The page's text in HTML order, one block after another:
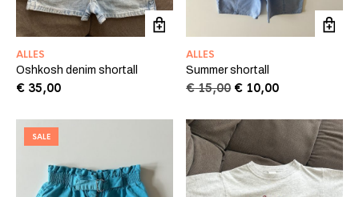
ALLES
Oshkosh denim shortall
€ 35,00
ALLES
Summer shortall
€15,00 Oorspronkelijke
was:
€ 15,00.
€ 10,00Huidige
is:
€ 10,00.
SALE